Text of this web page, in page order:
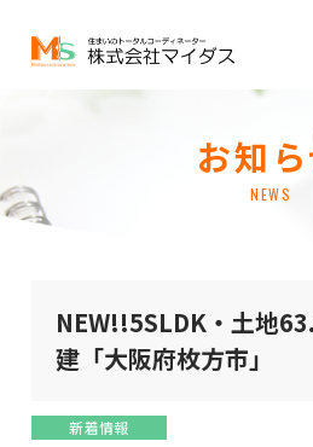
お知
NEWS
NEW!!5SLDK・土地
建「大阪府枚方市」
新着情報